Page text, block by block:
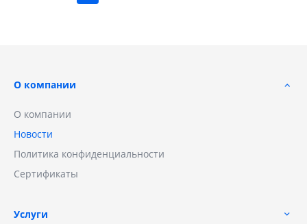
О компании
О компании
Новости
Политика конфиденциальности
Сертификаты
Услуги